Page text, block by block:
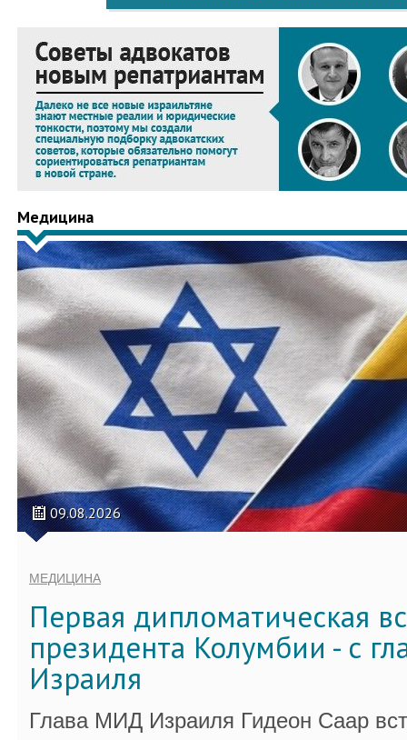
Медицина
09.08.2026
МЕДИЦИНА
Первая дипломатическая
президента Колумбии - с
Израиля
Глава МИД Израиля Гидеон Саар